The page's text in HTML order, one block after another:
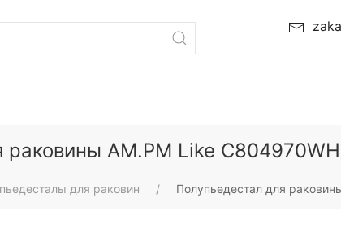
раковины AM.PM Like C804970WH
для раковин Полупьедестал для